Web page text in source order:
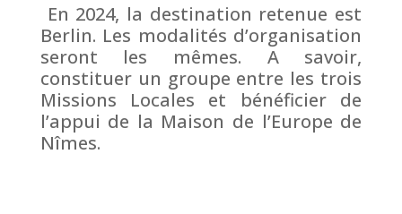
En 2024, la destination retenue est
Berlin. Les modalités d’organisation
seront les mêmes. A savoir,
constituer un groupe entre les trois
Missions Locales et bénéficier de
l’appui de la Maison de l’Europe de
Nîmes.